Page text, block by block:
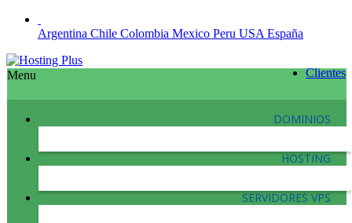
Argentina Chile Colombia Mexico Peru USA España
Clientes
Menu
DOMINIOS
HOSTING
SERVIDORES VPS